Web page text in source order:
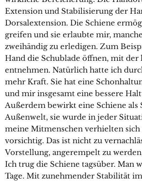
Extension und Stabilisierung der
Dorsalextension. Die Schiene
greifen und sie erlaubte mir,
zweihändig zu erledigen. Zum
Hand die Schublade öffnen, mit der
entnehmen. Natürlich hatte ich
mehr Kraft. Sie hat eine
und mir insgesamt eine bessere
Außerdem bewirkt eine Schiene als
Außenwelt, sie wurde in jeder
meine Mitmenschen verhielten sich
vorsichtig. Das ist nicht zu
Vorstellung, angerempelt zu
Ich trug die Schiene tagsüber. Man
Tage. Mit zunehmender Stabilität